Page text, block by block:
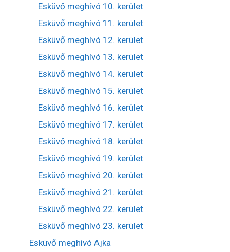
Esküvő meghívó 10. kerület
Esküvő meghívó 11. kerület
Esküvő meghívó 12. kerület
Esküvő meghívó 13. kerület
Esküvő meghívó 14. kerület
Esküvő meghívó 15. kerület
Esküvő meghívó 16. kerület
Esküvő meghívó 17. kerület
Esküvő meghívó 18. kerület
Esküvő meghívó 19. kerület
Esküvő meghívó 20. kerület
Esküvő meghívó 21. kerület
Esküvő meghívó 22. kerület
Esküvő meghívó 23. kerület
Esküvő meghívó Ajka